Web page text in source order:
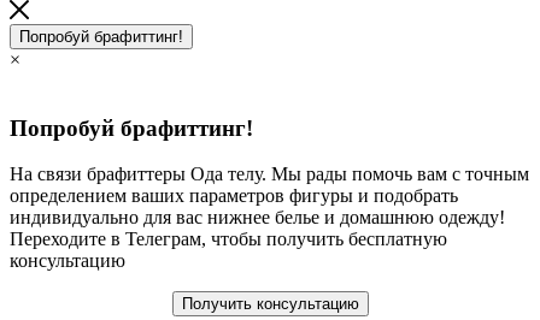
Попробуй брафиттинг!
×
Попробуй брафиттинг!
На связи брафиттеры Ода телу. Мы рады помочь вам с точным
определением ваших параметров фигуры и подобрать
индивидуально для вас нижнее белье и домашнюю одежду!
Переходите в Телеграм, чтобы получить бесплатную
консультацию
Получить консультацию